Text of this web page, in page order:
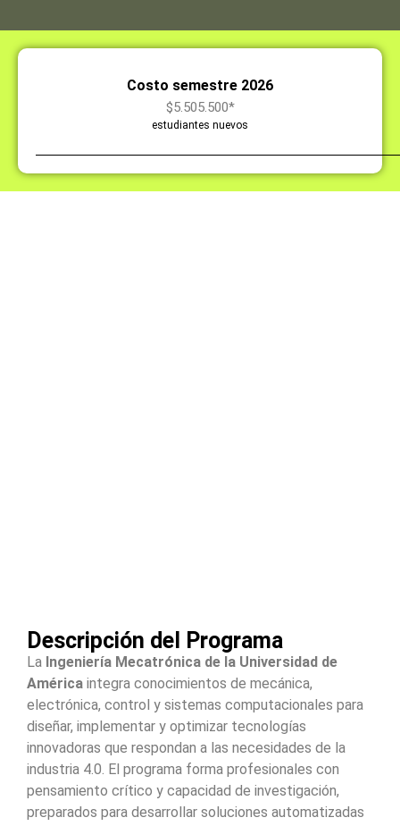
Costo semestre 2026
$5.505.500*
estudiantes nuevos
Descripción del Programa
La Ingeniería Mecatrónica de la Universidad de
América integra conocimientos de mecánica,
electrónica, control y sistemas computacionales para
diseñar, implementar y optimizar tecnologías
innovadoras que respondan a las necesidades de la
industria 4.0. El programa forma profesionales con
pensamiento crítico y capacidad de investigación,
preparados para desarrollar soluciones automatizadas